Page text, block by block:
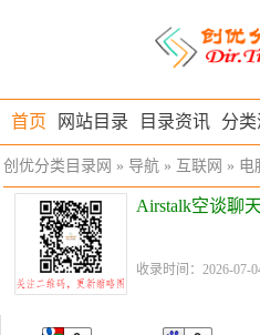
首页 网站目录 目录资讯 分
创优分类目录网 » 导航 » 互联网 » 电
Airstalk空谈聊
收录时间：2026-07-